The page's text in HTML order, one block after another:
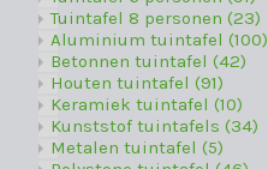
Tuintafel 8 personen(23)
Aluminium tuintafel(100)
Betonnen tuintafel(42)
Houten tuintafel(91)
Keramiek tuintafel(10)
Kunststof tuintafels(34)
Metalen tuintafel(5)